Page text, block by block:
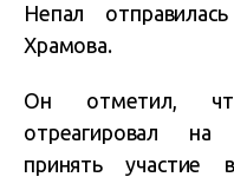
Непал
Храмова.
Он отметил,
отреагировал
принять участие